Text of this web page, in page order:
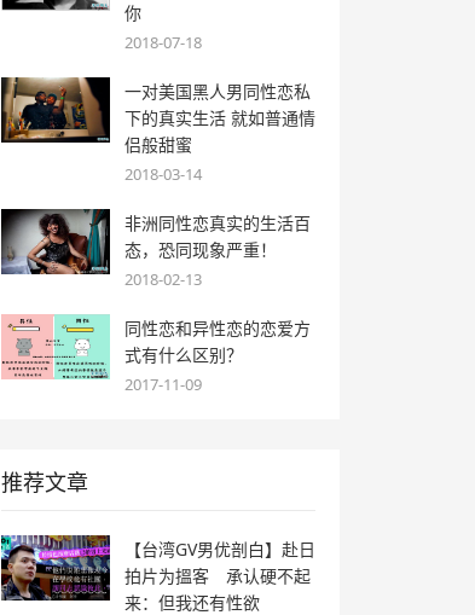
你
2018-07-18
一对美国黑人男同性恋私
下的真实生活 就如普通情
侣般甜蜜
2018-03-14
非洲同性恋真实的生活百
态，恐同现象严重！
2018-02-13
同性恋和异性恋的恋爱方
式有什么区别？
2017-11-09
推荐文章
【台湾GV男优剖白】赴日
拍片为搵客 承认硬不起
来：但我还有性欲